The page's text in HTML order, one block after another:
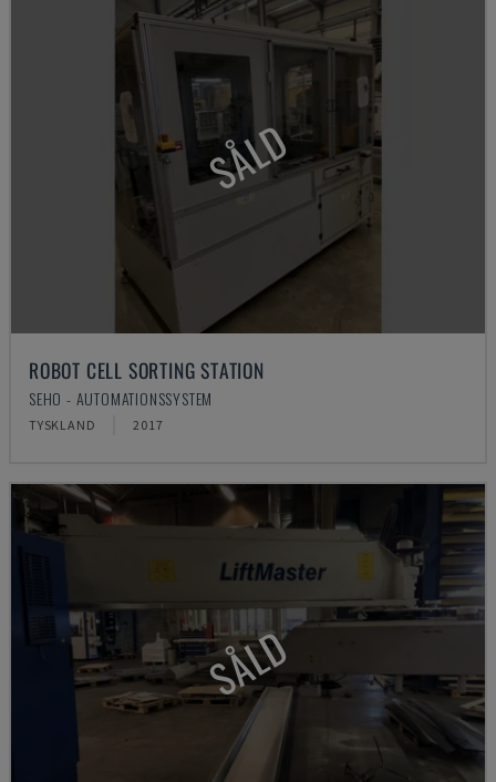
SÅLD
ROBOT CELL SORTING STATION
SEHO - AUTOMATIONSSYSTEM
TYSKLAND 2017
SÅLD